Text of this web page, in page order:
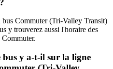
bus Commuter (Tri-Valley Transit)
y trouverez aussi l'horaire des
y a-t-il sur la ligne